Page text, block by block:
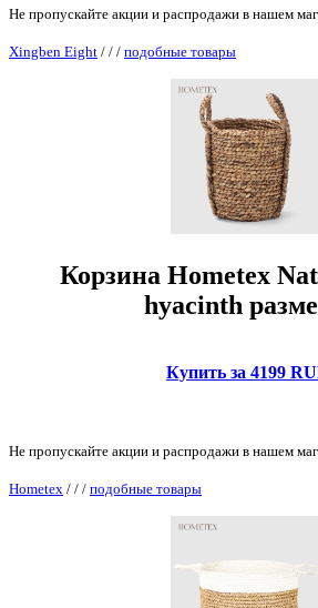
Не пропускайте акции и распродажи в нашем
Xingben Eight / / / подобные товары
Корзина Hometex
hyacinth
Купить за 4199
Не пропускайте акции и распродажи в нашем
Hometex / / / подобные товары